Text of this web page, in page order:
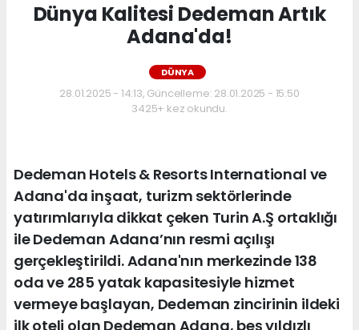
Dünya Kalitesi Dedeman Artık
Adana'da!
DÜNYA
28.01.2025 - 14:13, Güncelleme: 28.01.2025 - 15:50
3425+ kez okundu.
Dedeman Hotels & Resorts International ve
Adana'da inşaat, turizm sektörlerinde
yatırımlarıyla dikkat çeken Turin A.Ş ortaklığı
ile Dedeman Adana’nın resmi açılışı
gerçekleştirildi. Adana'nın merkezinde 138
oda ve 285 yatak kapasitesiyle hizmet
vermeye başlayan, Dedeman zincirinin ildeki
ilk oteli olan Dedeman Adana, beş yıldızlı